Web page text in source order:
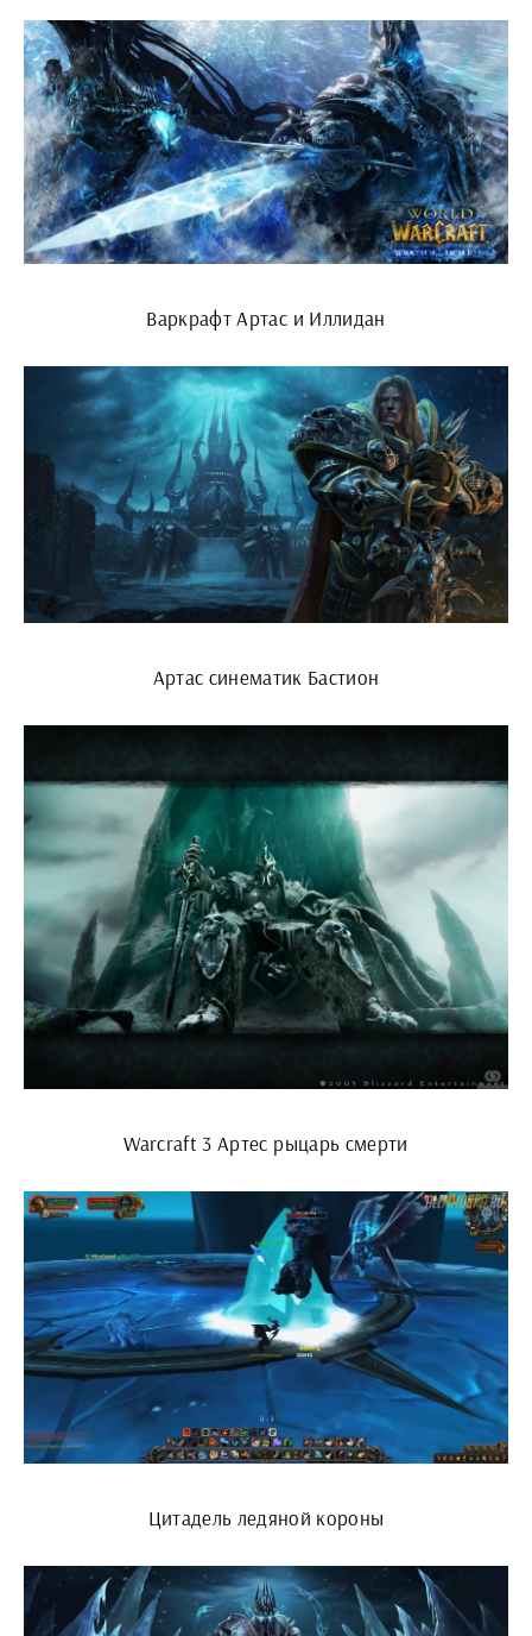
Варкрафт Артас и Иллидан
Артас синематик Бастион
Warcraft 3 Артес рыцарь смерти
Цитадель ледяной короны